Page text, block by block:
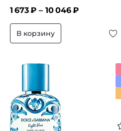
1 673₽ – 10 046₽
В корзину